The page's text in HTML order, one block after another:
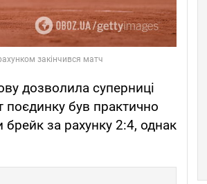
дозволила суперниці
поєдинку був практично
брейк за рахунку 2:4, однак